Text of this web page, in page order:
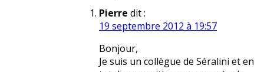
Pierre dit :
19 septembre 2012 à 19:57
Bonjour,
Je suis un collègue de Séralini et en